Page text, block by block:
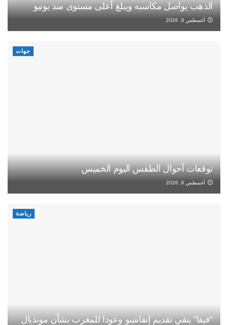
الذهب يواصل مكاسبه ويبلغ أعلى مستوى منذ يونيو
أغسطس 6, 2026
جهات
توقعات أحوال الطقس اليوم الخميس
أغسطس 6, 2026
رياضة
“فيفا” ينفي تقديم إنفانتينو وعودا للمغرب بشأن مونديال